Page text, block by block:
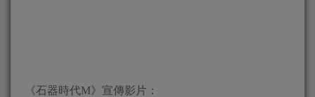
《石器時代M》宣傳影片：